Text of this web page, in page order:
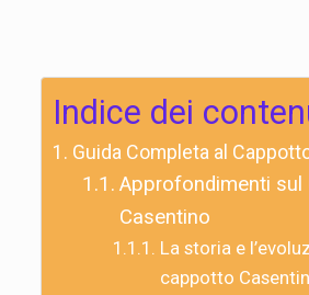
Indice dei
Guida Completa al
Approfondimenti sul
Casentino
La storia e
cappotto